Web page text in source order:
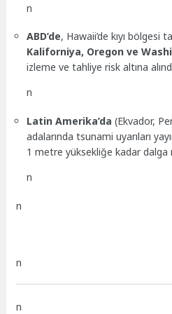
n
ABD’de, Hawaii’de kıyı bölgesi
Kaliforniya, Oregon ve
izleme ve tahliye risk altına
n
Latin Amerika’da (Ekvador,
adalarında tsunami uyarıları
1 metre yüksekliğe kadar dalga
n
n
n
n